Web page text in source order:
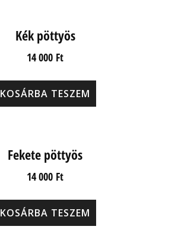
Kék pöttyös
14 000 Ft
KOSÁRBA TESZEM
Fekete pöttyös
14 000 Ft
KOSÁRBA TESZEM